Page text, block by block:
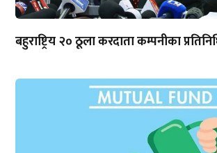
बहुराष्ट्रिय २० ठूला करदाता कम्पनीका